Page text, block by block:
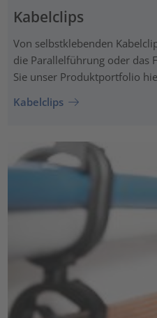
Kabelclips
Von selbstklebenden
die Parallelführung oder das
Sie unser Produktportfolio
Kabelclips